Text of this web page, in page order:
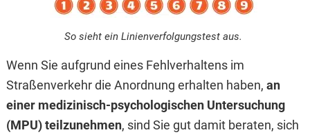
So sieht ein Linienverfolgungstest aus.
Wenn Sie aufgrund eines Fehlverhaltens im
Straßenverkehr die Anordnung erhalten haben, an
einer medizinisch-psychologischen Untersuchung
(MPU) teilzunehmen, sind Sie gut damit beraten, sich